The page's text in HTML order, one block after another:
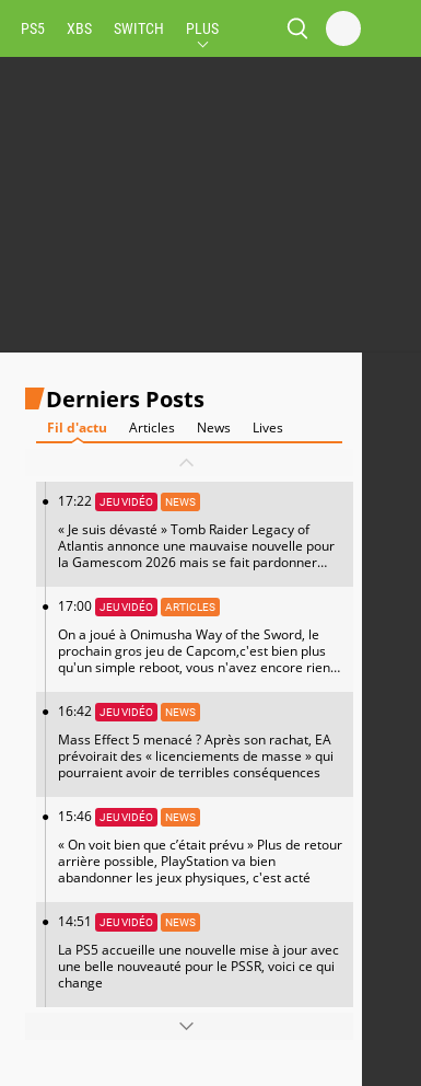
PS5 XBS SWITCH PLUS
Derniers Posts
Fil d'actu Articles News Lives
17:22 JEU VIDÉO NEWS
« Je suis dévasté » Tomb Raider Legacy of
Atlantis annonce une mauvaise nouvelle pour
la Gamescom 2026 mais se fait pardonner
17:00
JEU VIDÉO ARTICLES
On a joué à Onimusha Way of the Sword, le
prochain gros jeu de Capcom,c'est bien plus
qu'un simple reboot, vous n'avez encore rien
16:42
JEU VIDÉO NEWS
Mass Effect 5 menacé ? Après son rachat, EA
prévoirait des « licenciements de masse » qui
pourraient avoir de terribles conséquences
15:46 JEU VIDÉO NEWS
« On voit bien que c’était prévu » Plus de retour
arrière possible, PlayStation va bien
abandonner les jeux physiques, c'est acté
14:51 JEU VIDÉO NEWS
La PS5 accueille une nouvelle mise à jour avec
une belle nouveauté pour le PSSR, voici ce qui
change